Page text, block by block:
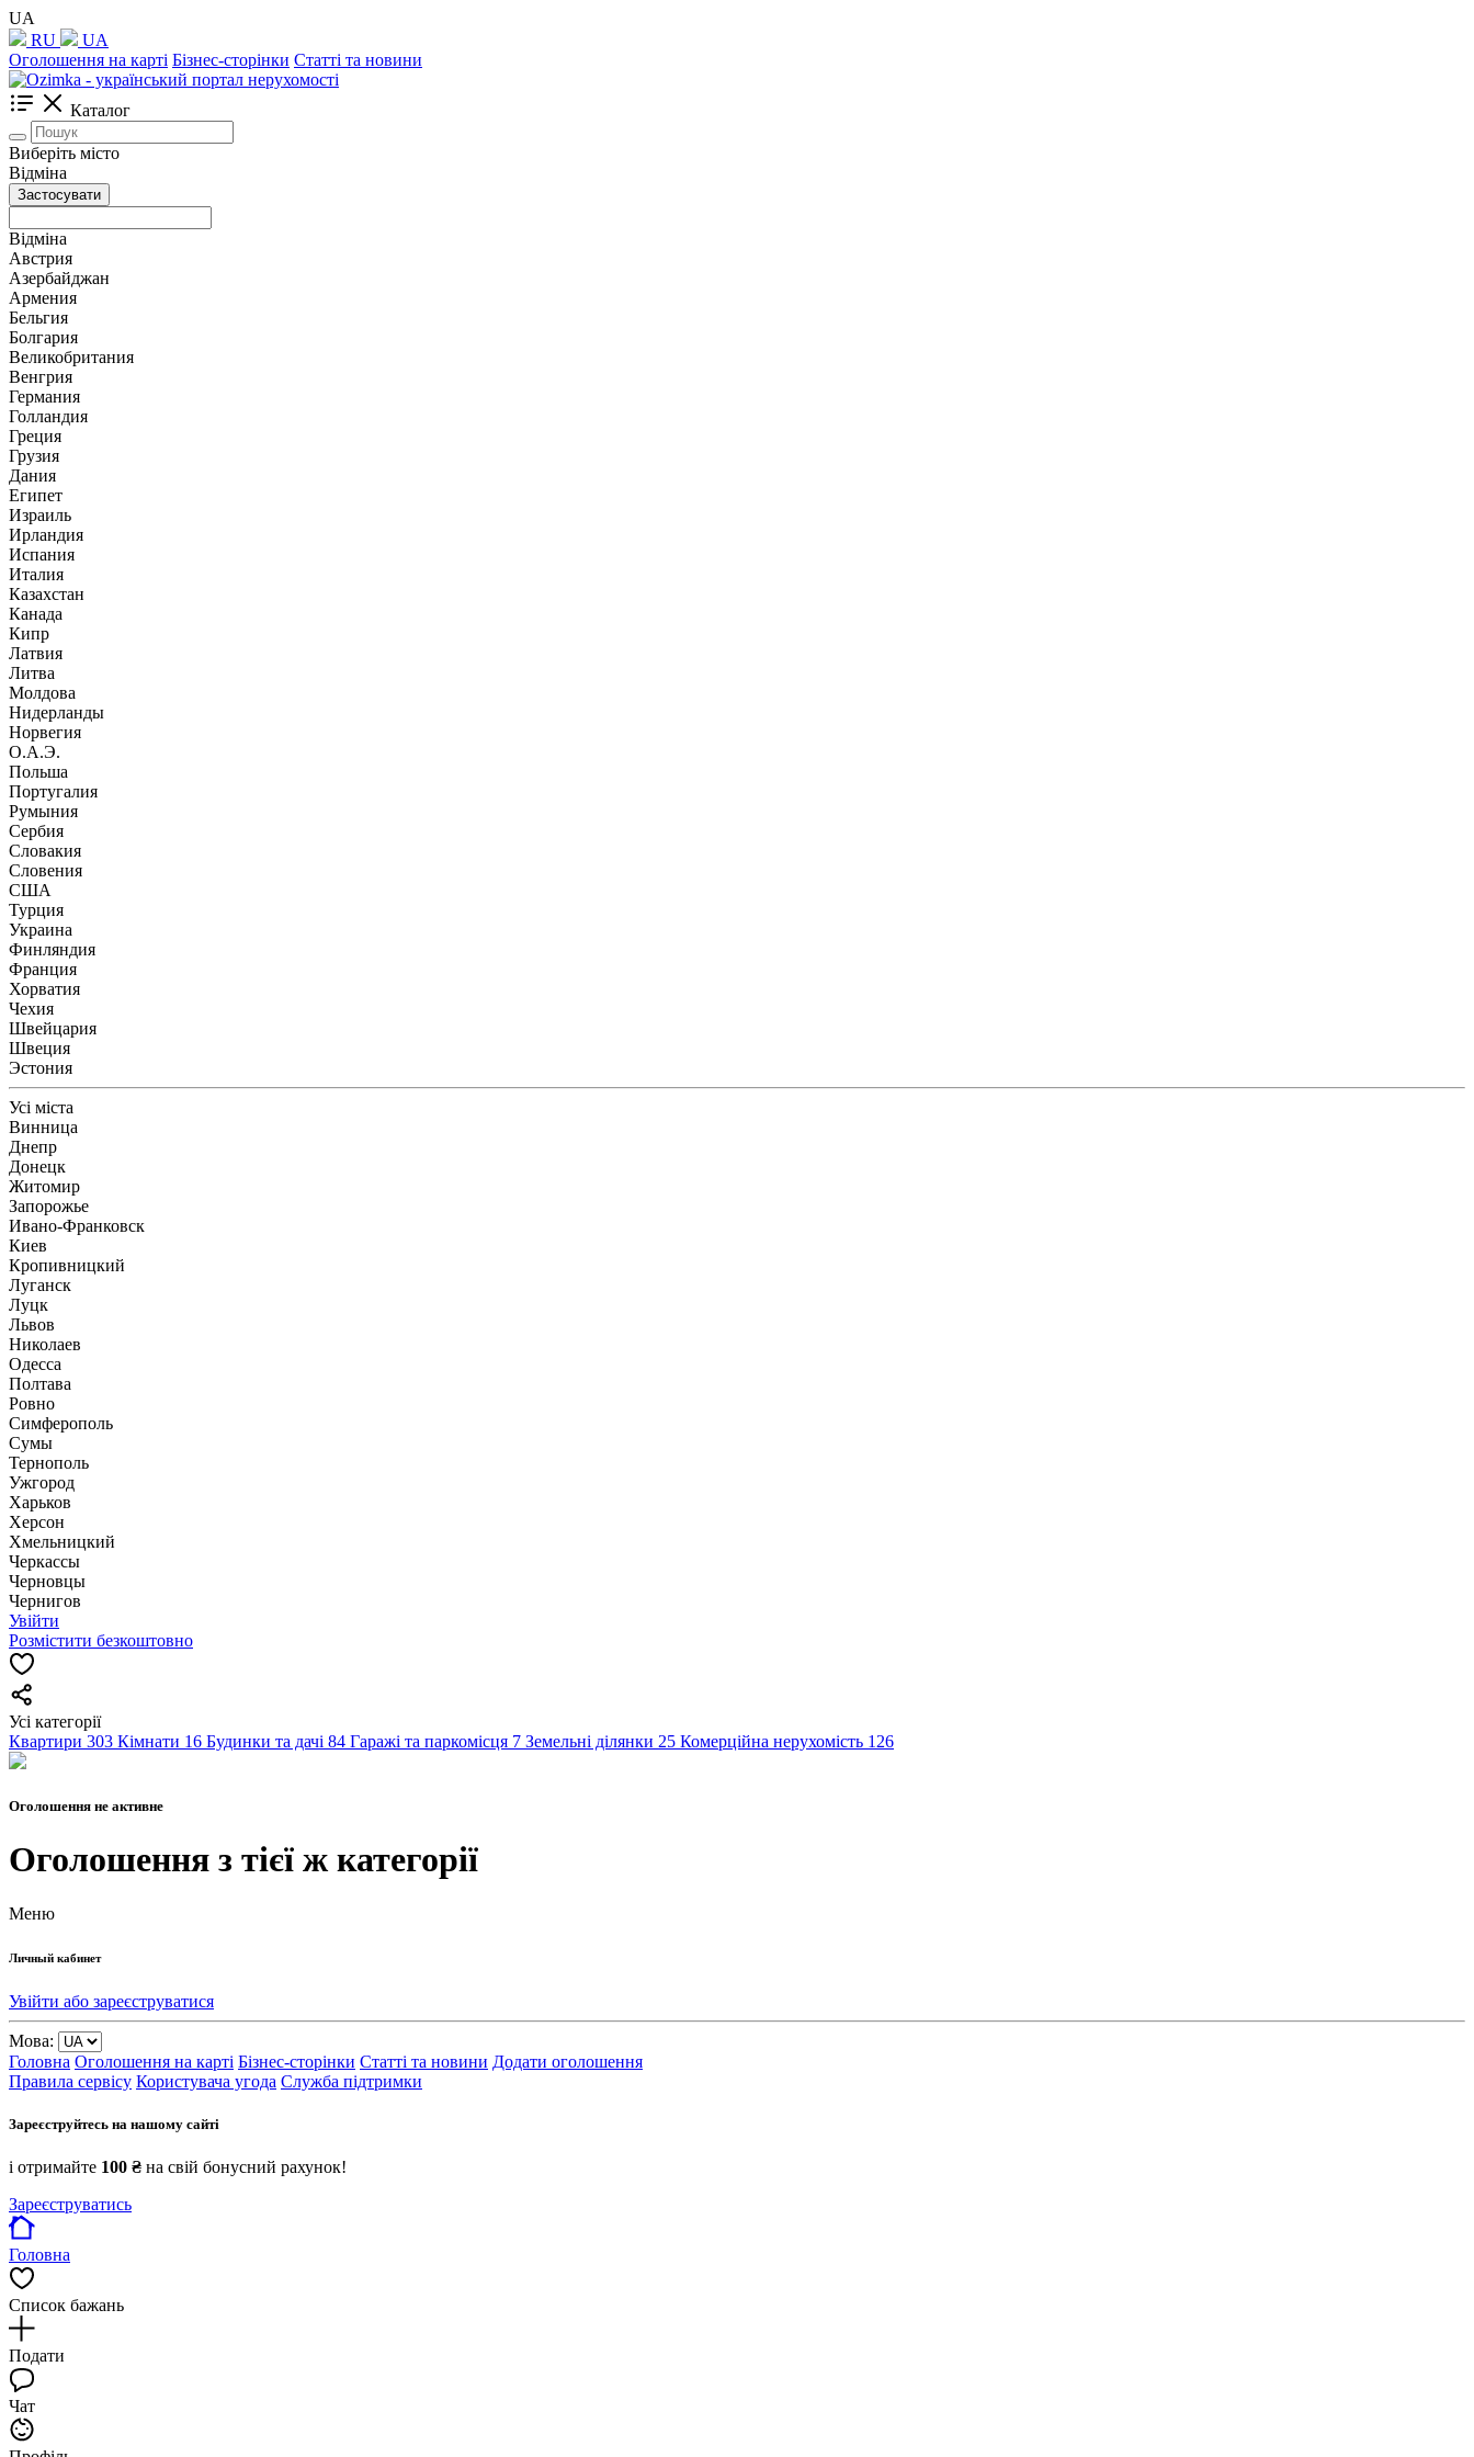
UA
RU
UA
Оголошення на карті Бізнес-сторінки Статті та новини
Каталог
Виберіть місто
Відміна
Застосувати
Відміна
Австрия
Азербайджан
Армения
Бельгия
Болгария
Великобритания
Венгрия
Германия
Голландия
Греция
Грузия
Дания
Египет
Израиль
Ирландия
Испания
Италия
Казахстан
Канада
Кипр
Латвия
Литва
Молдова
Нидерланды
Норвегия
О.А.Э.
Польша
Португалия
Румыния
Сербия
Словакия
Словения
США
Турция
Украина
Финляндия
Франция
Хорватия
Чехия
Швейцария
Швеция
Эстония
Усі міста
Винница
Днепр
Донецк
Житомир
Запорожье
Ивано-Франковск
Киев
Кропивницкий
Луганск
Луцк
Львов
Николаев
Одесса
Полтава
Ровно
Симферополь
Сумы
Тернополь
Ужгород
Харьков
Херсон
Хмельницкий
Черкассы
Чернoвцы
Чернигов
Увійти
Розмістити безкоштовно
Усі категорії
Квартири 303 Кімнати 16 Будинки та дачі 84 Гаражі та паркомісця 7 Земельні ділянки 25 Комерційна нерухомість 126
Оголошення не активне
Оголошення з тієї ж категорії
Меню
Личный кабинет
Увійти або зареєструватися
Мова:
Головна Оголошення на карті Бізнес-сторінки Статті та новини Додати оголошення
Правила сервісу Користувача угода Служба підтримки
Зареєструйтесь на нашому сайті
і отримайте 100 ₴ на свій бонусний рахунок!
Зареєструватись
Головна
Список бажань
Подати
Чат